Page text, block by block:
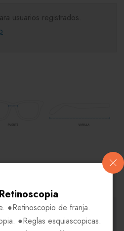
●Retinoscopio de franja.
●Reglas esquiascopicas.
usuarios registrados.